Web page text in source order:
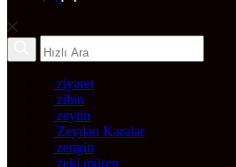
ziyaret
zihin
zeytin
Zeydan Karalar
zengin
zeki müren